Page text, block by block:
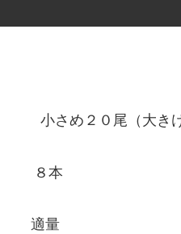
小さめ２０尾（大きけ
８本
量